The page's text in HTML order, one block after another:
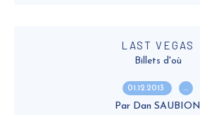
LAST VEGAS
Billets d'où
01.12.2013 …
Par Dan SAUBION